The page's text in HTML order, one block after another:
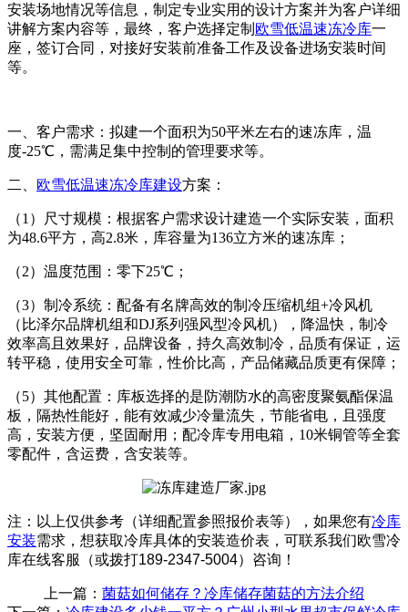
安装场地情况等信息，制定专业实用的设计方案并为客户详细
讲解方案内容等，最终，客户选择定制 欧雪低温速冻冷库一
座，签订合同，对接好安装前准备工作及设备进场安装时间
等。
一、客户需求：拟建一个面积为50平米左右的速冻库，温
度-25℃，需满足集中控制的管理要求等。
二、 欧雪低温速冻冷库建设方案：
（1）尺寸规模：根据客户需求设计建造一个实际安装，面积
为48.6平方，高2.8米，库容量为136立方米的速冻库；
（2）温度范围：零下25℃；
（3）制冷系统：配备有名牌高效的制冷压缩机组+冷风机
（比泽尔品牌机组和DJ系列强风型冷风机），降温快，制冷
效率高且效果好，品牌设备，持久高效制冷，品质有保证，运
转平稳，使用安全可靠，性价比高，产品储藏品质更有保障；
（5）其他配置：库板选择的是防潮防水的高密度聚氨酯保温
板，隔热性能好，能有效减少冷量流失，节能省电，且强度
高，安装方便，坚固耐用；配冷库专用电箱，10米铜管等全套
零配件，含运费，含安装等。
注：以上仅供参考（详细配置参照报价表等），如果您有冷库
安装需求，想获取冷库具体的安装造价表，可联系我们欧雪冷
库在线客服（或拨打189-2347-5004）咨询！
上一篇： 菌菇如何储存？冷库储存菌菇的方法介绍